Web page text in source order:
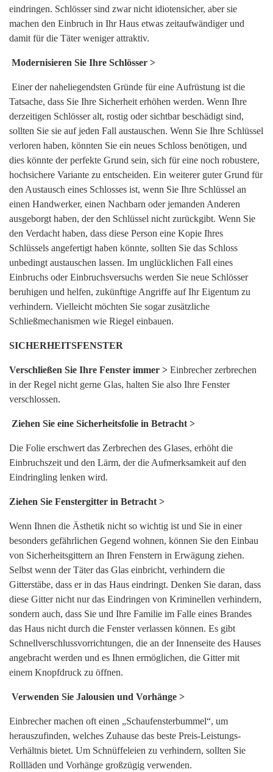
eindringen. Schlösser sind zwar nicht idiotensicher, aber sie
machen den Einbruch in Ihr Haus etwas zeitaufwändiger und
damit für die Täter weniger attraktiv.
Modernisieren Sie Ihre Schlösser >
Einer der naheliegendsten Gründe für eine Aufrüstung ist die
Tatsache, dass Sie Ihre Sicherheit erhöhen werden. Wenn Ihre
derzeitigen Schlösser alt, rostig oder sichtbar beschädigt sind,
sollten Sie sie auf jeden Fall austauschen. Wenn Sie Ihre Schlüssel
verloren haben, könnten Sie ein neues Schloss benötigen, und
dies könnte der perfekte Grund sein, sich für eine noch robustere,
hochsichere Variante zu entscheiden. Ein weiterer guter Grund für
den Austausch eines Schlosses ist, wenn Sie Ihre Schlüssel an
einen Handwerker, einen Nachbarn oder jemanden Anderen
ausgeborgt haben, der den Schlüssel nicht zurückgibt. Wenn Sie
den Verdacht haben, dass diese Person eine Kopie Ihres
Schlüssels angefertigt haben könnte, sollten Sie das Schloss
unbedingt austauschen lassen. Im unglücklichen Fall eines
Einbruchs oder Einbruchsversuchs werden Sie neue Schlösser
beruhigen und helfen, zukünftige Angriffe auf Ihr Eigentum zu
verhindern. Vielleicht möchten Sie sogar zusätzliche
Schließmechanismen wie Riegel einbauen.
SICHERHEITSFENSTER
Verschließen Sie Ihre Fenster immer > Einbrecher zerbrechen
in der Regel nicht gerne Glas, halten Sie also Ihre Fenster
verschlossen.
Ziehen Sie eine Sicherheitsfolie in Betracht >
Die Folie erschwert das Zerbrechen des Glases, erhöht die
Einbruchszeit und den Lärm, der die Aufmerksamkeit auf den
Eindringling lenken wird.
Ziehen Sie Fenstergitter in Betracht >
Wenn Ihnen die Ästhetik nicht so wichtig ist und Sie in einer
besonders gefährlichen Gegend wohnen, können Sie den Einbau
von Sicherheitsgittern an Ihren Fenstern in Erwägung ziehen.
Selbst wenn der Täter das Glas einbricht, verhindern die
Gitterstäbe, dass er in das Haus eindringt. Denken Sie daran, dass
diese Gitter nicht nur das Eindringen von Kriminellen verhindern,
sondern auch, dass Sie und Ihre Familie im Falle eines Brandes
das Haus nicht durch die Fenster verlassen können. Es gibt
Schnellverschlussvorrichtungen, die an der Innenseite des Hauses
angebracht werden und es Ihnen ermöglichen, die Gitter mit
einem Knopfdruck zu öffnen.
Verwenden Sie Jalousien und Vorhänge >
Einbrecher machen oft einen „Schaufensterbummel“, um
herauszufinden, welches Zuhause das beste Preis-Leistungs-
Verhältnis bietet. Um Schnüffeleien zu verhindern, sollten Sie
Rollläden und Vorhänge großzügig verwenden.